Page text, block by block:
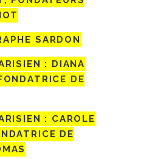
SARDON
: DIANA
DE
: CAROLE
DE